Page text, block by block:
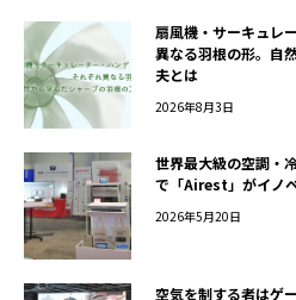
扇風機・サーキュレ
異なる羽根の形。自
夫とは
2026年8月3日
世界最大級の空調・
で「Airest」がイノ
2026年5月20日
空気を制する者はゲ